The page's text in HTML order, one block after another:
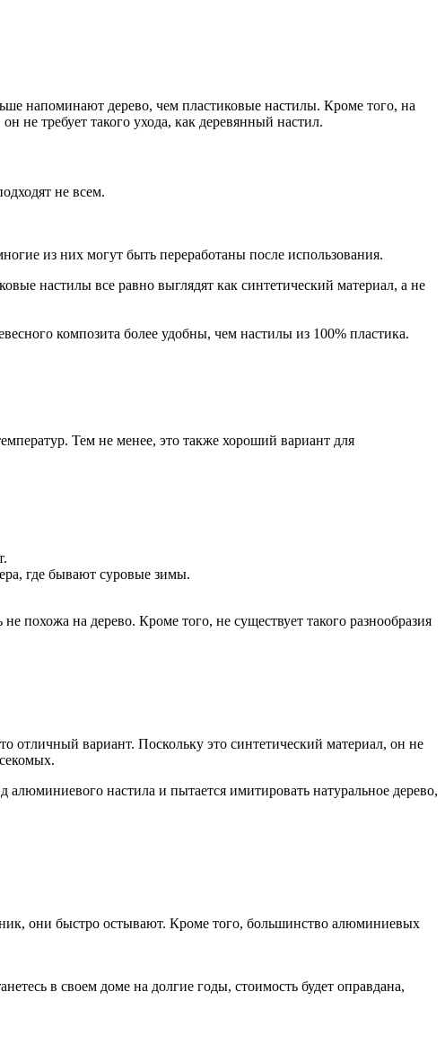
напоминают дерево, чем пластиковые настилы. Кроме того, на
не требует такого ухода, как деревянный настил.
не всем.
из них могут быть переработаны после использования.
настилы все равно выглядят как синтетический материал, а не
композита более удобны, чем настилы из 100% пластика.
Тем не менее, это также хороший вариант для
где бывают суровые зимы.
похожа на дерево. Кроме того, не существует такого разнообразия
вариант. Поскольку это синтетический материал, он не
настила и пытается имитировать натуральное дерево,
они быстро остывают. Кроме того, большинство алюминиевых
в своем доме на долгие годы, стоимость будет оправдана,